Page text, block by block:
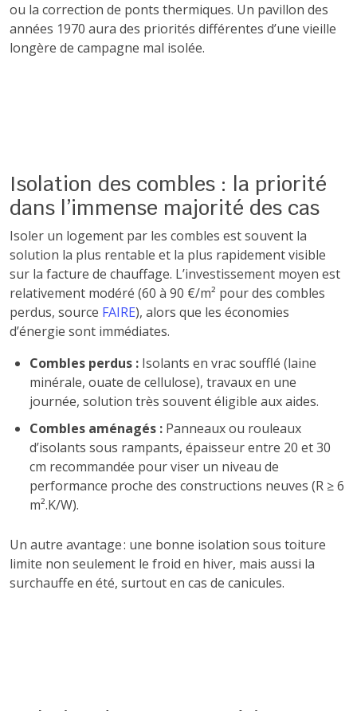
ou la correction de ponts thermiques. Un pavillon des
années 1970 aura des priorités différentes d’une vieille
longère de campagne mal isolée.
Isolation des combles : la priorité
dans l’immense majorité des cas
Isoler un logement par les combles est souvent la
solution la plus rentable et la plus rapidement visible
sur la facture de chauffage. L’investissement moyen est
relativement modéré (60 à 90 €/m² pour des combles
perdus, source FAIRE), alors que les économies
d’énergie sont immédiates.
Combles perdus : Isolants en vrac soufflé (laine
minérale, ouate de cellulose), travaux en une
journée, solution très souvent éligible aux aides.
Combles aménagés : Panneaux ou rouleaux
d’isolants sous rampants, épaisseur entre 20 et 30
cm recommandée pour viser un niveau de
performance proche des constructions neuves (R ≥ 6
m².K/W).
Un autre avantage : une bonne isolation sous toiture
limite non seulement le froid en hiver, mais aussi la
surchauffe en été, surtout en cas de canicules.